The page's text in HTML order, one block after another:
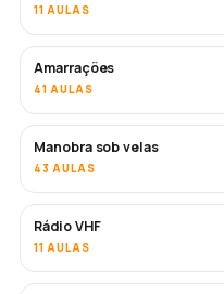
11 AULAS
Amarrações
41 AULAS
Manobra sob velas
43 AULAS
Rádio VHF
11 AULAS